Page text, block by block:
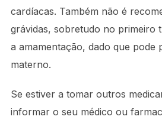
cardíacas. Também não é
grávidas, sobretudo no primeiro
a amamentação, dado que pode
materno.
Se estiver a tomar outros
informar o seu médico ou